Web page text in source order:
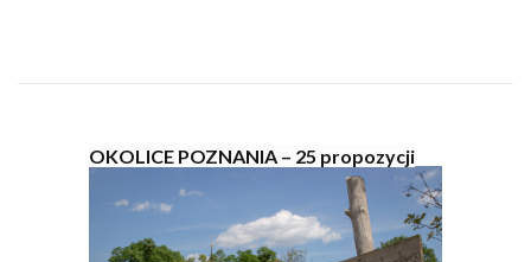
OKOLICE POZNANIA – 25 propozycji